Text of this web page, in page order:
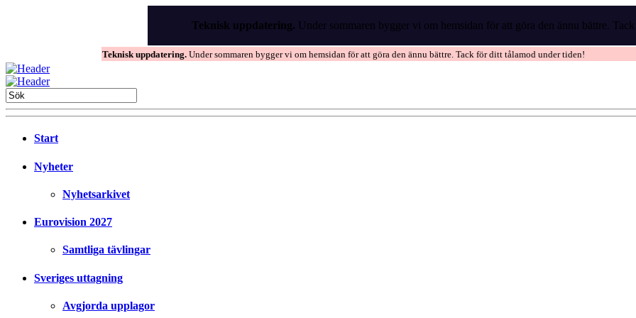
Teknisk uppdatering. Under sommaren bygger vi om hemsidan för att göra den ännu bättre.
Teknisk uppdatering. Under sommaren bygger vi om hemsidan för att göra den ännu bättre. Tack för ditt tålamod under tiden!
Start
Nyheter
Nyhetsarkivet
Eurovision 2027
Samtliga tävlingar
Sveriges uttagning
Avgjorda upplagor